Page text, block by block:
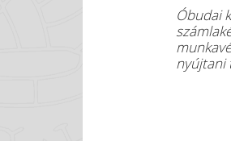
várjuk.
-
-
- Béren
-
- HO
alábbi
📧
Óbudai
nyújtani